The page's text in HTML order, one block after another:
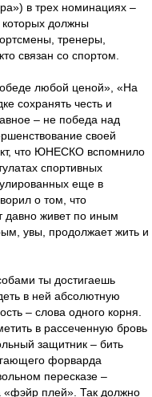
в трех номинациях –
которых должны
тренеры,
связан со спортом.
любой ценой», «На
сохранять честь и
– не победа над
своей
что ЮНЕСКО вспомнило
спортивных
еще в
о том, что
давно живет по иным
увы, продолжает жить и
ты достигаешь
в ней абсолютную
– слова одного корня.
в рассеченную бровь
защитник – бить
форварда
пересказе –
«фэйр плей». Так должно